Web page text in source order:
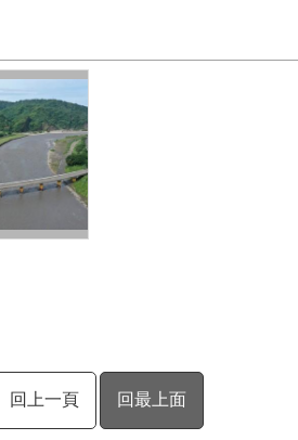
回上一頁 回最上面